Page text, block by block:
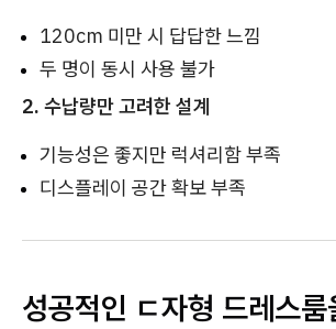
120cm 미만 시 답답한 느낌
두 명이 동시 사용 불가
2. 수납량만 고려한 설계
기능성은 좋지만 럭셔리함 부족
디스플레이 공간 확보 부족
성공적인 ㄷ자형 드레스룸